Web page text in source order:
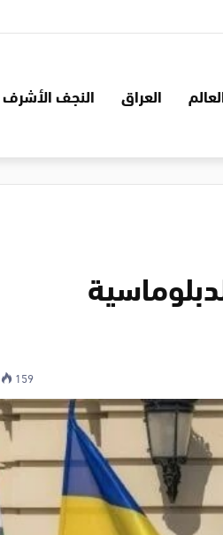
العراق النجف الأشرف
159